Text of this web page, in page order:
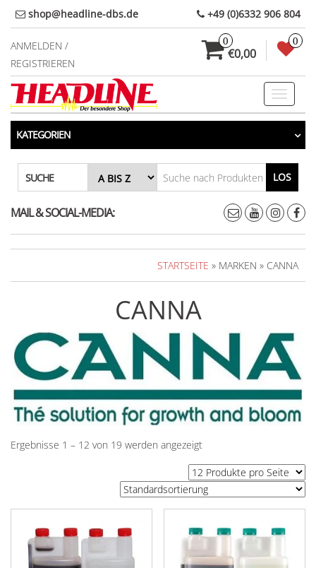
Direkt
zum
Inhalt
shop@headline-dbs.de +49 (0)6332 906 804
ANMELDEN /
REGISTRIEREN
0
€0,00
0
Toggle
KATEGORIEN
SUCHE LOS
MAIL & SOCIAL-MEDIA:
STARTSEITE » MARKEN » CANNA
CANNA
Ergebnisse 1 – 12 von 19 werden angezeigt